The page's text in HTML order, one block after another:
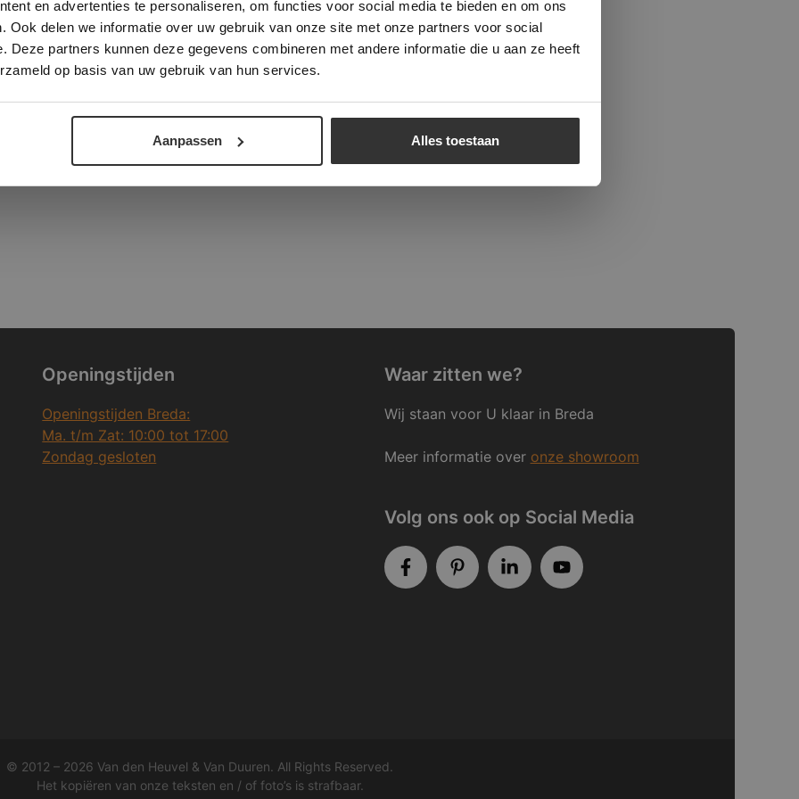
en advertenties te personaliseren, om functies voor social media te bieden en om ons
Ook delen we informatie over uw gebruik van onze site met onze partners voor social
Deze partners kunnen deze gegevens combineren met andere informatie die u aan ze heeft
op basis van uw gebruik van hun services.
Aanpassen Alles toestaan
Openingstijden
Openingstijden Breda:
Ma. t/m Zat: 10:00 tot 17:00
Zondag gesloten
Waar zitten we?
Wij staan voor U klaar in Breda
Meer informatie over onze showroom
Volg ons ook op Social Media
© 2012 – 2026 Van den Heuvel & Van Duuren. All Rights Reserved.
Het kopiëren van onze teksten en / of foto’s is strafbaar.
verder
ALLES ACCEPTEREN ALLES AFWIJZEN